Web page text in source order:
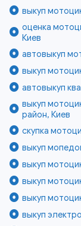
выкуп
оценка
Киев
автовыкуп
выкуп
автовыкуп
выкуп
район, Киев
скупка
выкуп
выкуп
выкуп
выкуп
выкуп